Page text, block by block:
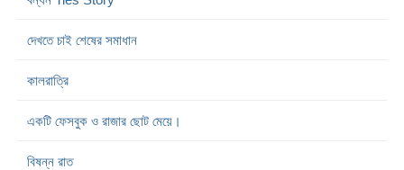
দেখতে চাই শেষের সমাধান
কালরাত্রি
একটি ফেসবুক ও রাজার ছোট মেয়ে।
বিষন্ন রাত